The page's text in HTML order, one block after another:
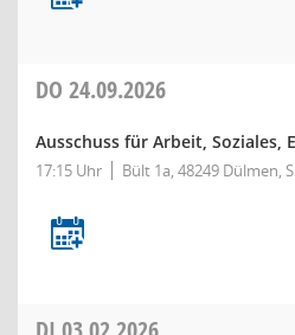
DO 24.09.2026
Ausschuss für Arbeit, Soziales,
17:15 Uhr Bült 1a, 48249 Dülmen,